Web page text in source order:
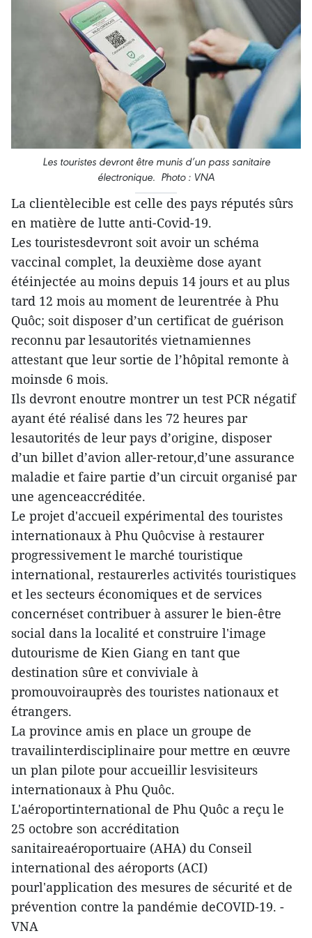
Les touristes devront être munis d’un pass sanitaire
électronique. Photo : VNA
La clientèlecible est celle des pays réputés sûrs
en matière de lutte anti-Covid-19.
Les touristesdevront soit avoir un schéma
vaccinal complet, la deuxième dose ayant
étéinjectée au moins depuis 14 jours et au plus
tard 12 mois au moment de leurentrée à Phu
Quôc; soit disposer d’un certificat de guérison
reconnu par lesautorités vietnamiennes
attestant que leur sortie de l’hôpital remonte à
moinsde 6 mois.
Ils devront enoutre montrer un test PCR négatif
ayant été réalisé dans les 72 heures par
lesautorités de leur pays d’origine, disposer
d’un billet d’avion aller-retour,d’une assurance
maladie et faire partie d’un circuit organisé par
une agenceaccréditée.
Le projet d'accueil expérimental des touristes
internationaux à Phu Quôcvise à restaurer
progressivement le marché touristique
international, restaurerles activités touristiques
et les secteurs économiques et de services
concernéset contribuer à assurer le bien-être
social dans la localité et construire l'image
dutourisme de Kien Giang en tant que
destination sûre et conviviale à
promouvoirauprès des touristes nationaux et
étrangers.
La province amis en place un groupe de
travailinterdisciplinaire pour mettre en œuvre
un plan pilote pour accueillir lesvisiteurs
internationaux à Phu Quôc.
L'aéroportinternational de Phu Quôc a reçu le
25 octobre son accréditation
sanitaireaéroportuaire (AHA) du Conseil
international des aéroports (ACI)
pourl'application des mesures de sécurité et de
prévention contre la pandémie deCOVID-19. -
VNA